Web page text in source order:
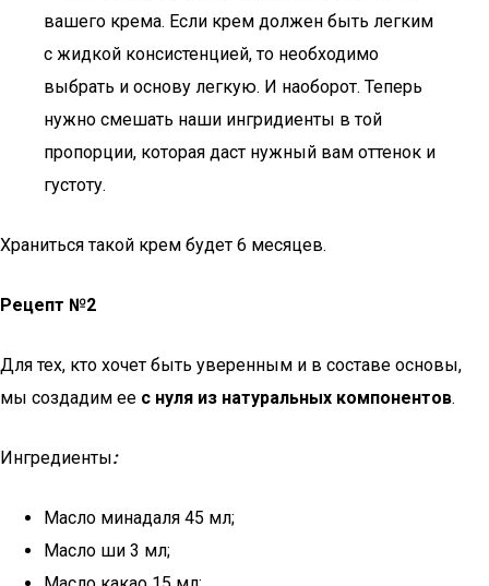
вашего крема. Если крем должен быть легким
с жидкой консистенцией, то необходимо
выбрать и основу легкую. И наоборот. Теперь
нужно смешать наши ингридиенты в той
пропорции, которая даст нужный вам оттенок и
густоту.
Храниться такой крем будет 6 месяцев.
Рецепт №2
Для тех, кто хочет быть уверенным и в составе основы,
мы создадим ее с нуля из натуральных компонентов.
Ингредиенты:
Масло минадаля 45 мл;
Масло ши 3 мл;